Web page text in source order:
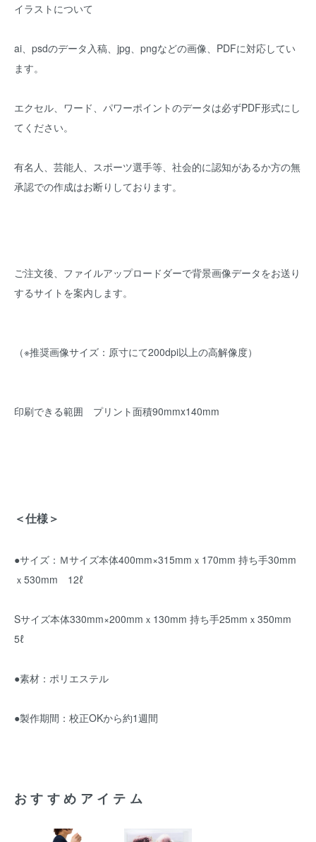
イラストについて
ai、psdのデータ入稿、jpg、pngなどの画像、PDFに対応してい
ます。
エクセル、ワード、パワーポイントのデータは必ずPDF形式にし
てください。
有名人、芸能人、スポーツ選手等、社会的に認知があるか方の無
承認での作成はお断りしております。
ご注文後、ファイルアップロードダーで背景画像データをお送り
するサイトを案内します。
（※推奨画像サイズ：原寸にて200dpi以上の高解像度）
印刷できる範囲 プリント面積90mmx140mm
＜仕様＞
●サイズ：Ｍサイズ本体400mm×315mmｘ170mm 持ち手30mm
ｘ530mm 12ℓ
Sサイズ本体330mm×200mmｘ130mm 持ち手25mmｘ350mm
5ℓ
●素材：ポリエステル
●製作期間：校正OKから約1週間
おすすめアイテム